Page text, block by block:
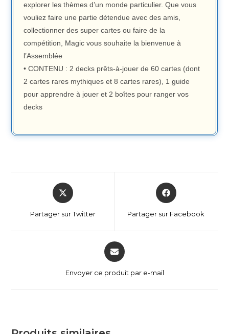
explorer les thèmes d’un monde particulier. Que vous
vouliez faire une partie détendue avec des amis,
collectionner des super cartes ou faire de la
compétition, Magic vous souhaite la bienvenue à
l’Assemblée
• CONTENU : 2 decks prêts-à-jouer de 60 cartes (dont
2 cartes rares mythiques et 8 cartes rares), 1 guide
pour apprendre à jouer et 2 boîtes pour ranger vos
decks
Partager sur Twitter Partager sur Facebook
Envoyer ce produit par e-mail